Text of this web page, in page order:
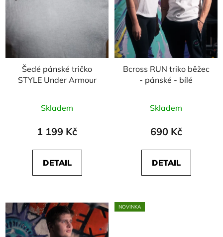
Šedé pánské tričko
STYLE Under Armour
Skladem
1 199 Kč
DETAIL
Bcross RUN triko běžec
- pánské - bílé
Skladem
690 Kč
DETAIL
NOVINKA